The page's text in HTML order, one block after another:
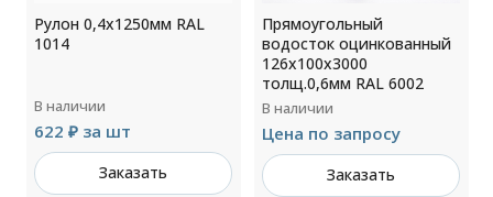
Рулон 0,4x1250мм RAL
1014
В наличии
622 ₽ за шт
Заказать
Прямоугольный
водосток оцинкованный
126х100х3000
толщ.0,6мм RAL 6002
В наличии
Цена по запросу
Заказать